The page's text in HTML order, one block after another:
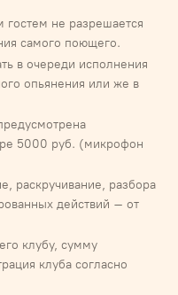
не разрешается
самого поющего.
в очереди исполнения
опьянения или же в
5000 руб. (микрофон
раскручивание, разбора
действий – от
клубу, сумму
клуба согласно